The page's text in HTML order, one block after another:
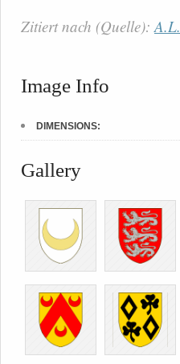
Zitiert nach (Quelle):A.L.
Image Info
DIMENSIONS:
Gallery